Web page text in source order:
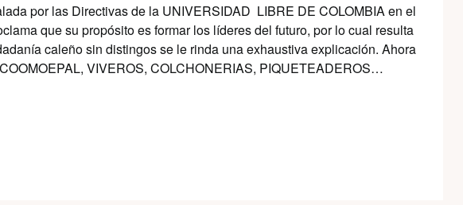
por las Directivas de la UNIVERSIDAD LIBRE DE COLOMBIA en el
que su propósito es formar los líderes del futuro, por lo cual resulta
caleño sin distingos se le rinda una exhaustiva explicación. Ahora
VIVEROS, COLCHONERIAS, PIQUETEADEROS…